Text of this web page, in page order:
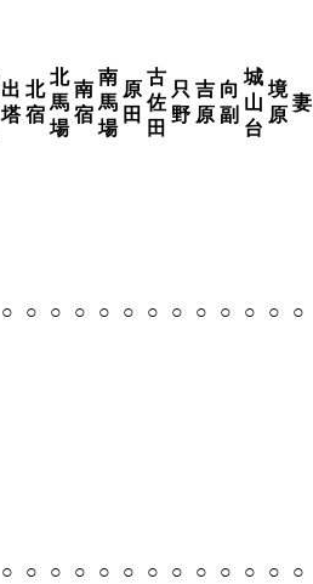
出
塔
北
宿
北
馬
場
南
宿
南
馬
場
原
田
古
佐
田
只
野
吉
原
向
副
城
山
台
境
原
妻
○ ○ ○ ○ ○ ○ ○ ○ ○ ○ ○ ○ ○
○ ○ ○ ○ ○ ○ ○ ○ ○ ○ ○ ○ ○